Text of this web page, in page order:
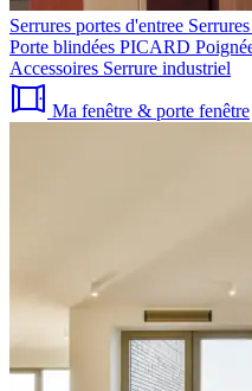
Serrures portes d'entree
Porte blindées PICARD
Accessoires Serrure industriel
Ma fenêtre & porte fenêtre